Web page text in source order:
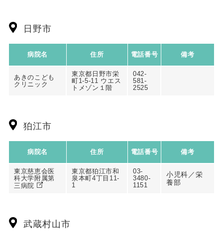
日野市
病院名 住所 電話番号 備考
あきのこども
クリニック
東京都日野市栄
町1-5-11 ウエス
トメゾン１階
042-
581-
2525
狛江市
病院名 住所 電話番号 備考
東京慈恵会医
科大学附属第
三病院
東京都狛江市和
泉本町4丁目11-
1
03-
3480-
1151
小児科／栄
養部
武蔵村山市